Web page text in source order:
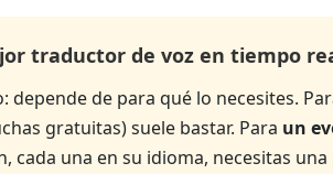
traductor de voz en tiempo
depende de para qué lo necesites.
gratuitas) suele bastar. Para un
cada una en su idioma, necesitas una